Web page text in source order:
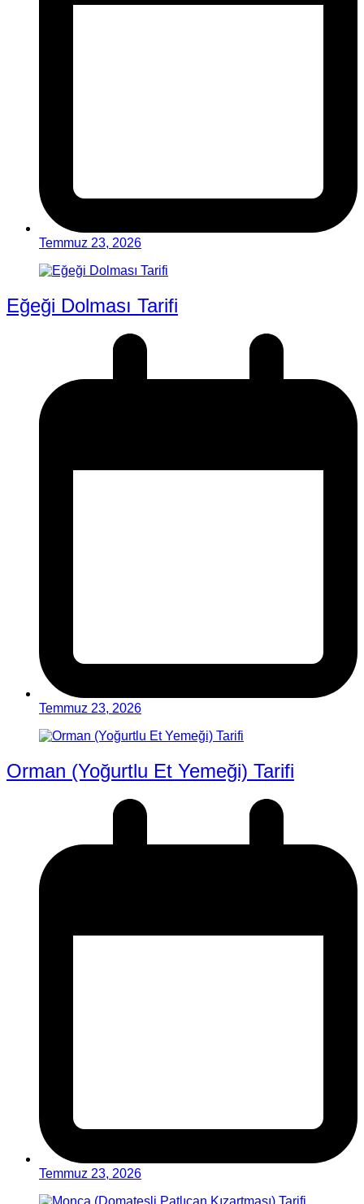
Temmuz 23, 2026
Eğeği Dolması Tarifi
Temmuz 23, 2026
Orman (Yoğurtlu Et Yemeği) Tarifi
Temmuz 23, 2026